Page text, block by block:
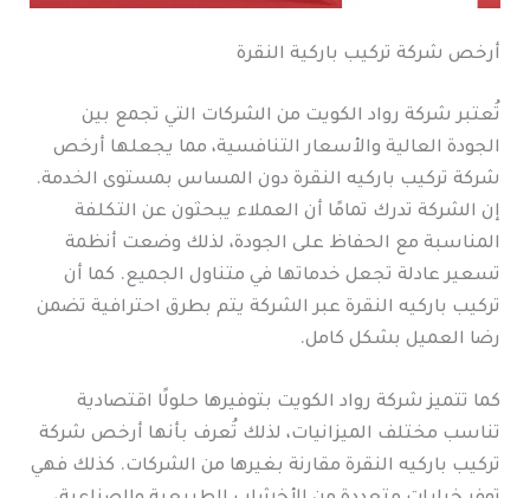
أرخص شركة تركيب باركية النقرة
تُعتبر شركة رواد الكويت من الشركات التي تجمع بين
الجودة العالية والأسعار التنافسية، مما يجعلها أرخص
شركة تركيب باركيه النقرة دون المساس بمستوى الخدمة.
إن الشركة تدرك تمامًا أن العملاء يبحثون عن التكلفة
المناسبة مع الحفاظ على الجودة، لذلك وضعت أنظمة
تسعير عادلة تجعل خدماتها في متناول الجميع. كما أن
تركيب باركيه النقرة عبر الشركة يتم بطرق احترافية تضمن
رضا العميل بشكل كامل.
كما تتميز شركة رواد الكويت بتوفيرها حلولًا اقتصادية
تناسب مختلف الميزانيات، لذلك تُعرف بأنها أرخص شركة
تركيب باركيه النقرة مقارنة بغيرها من الشركات. كذلك فهي